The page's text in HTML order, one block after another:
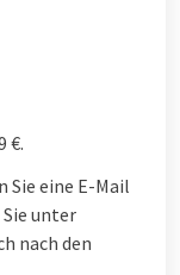
€.
Sie eine E-Mail
unter
nach den